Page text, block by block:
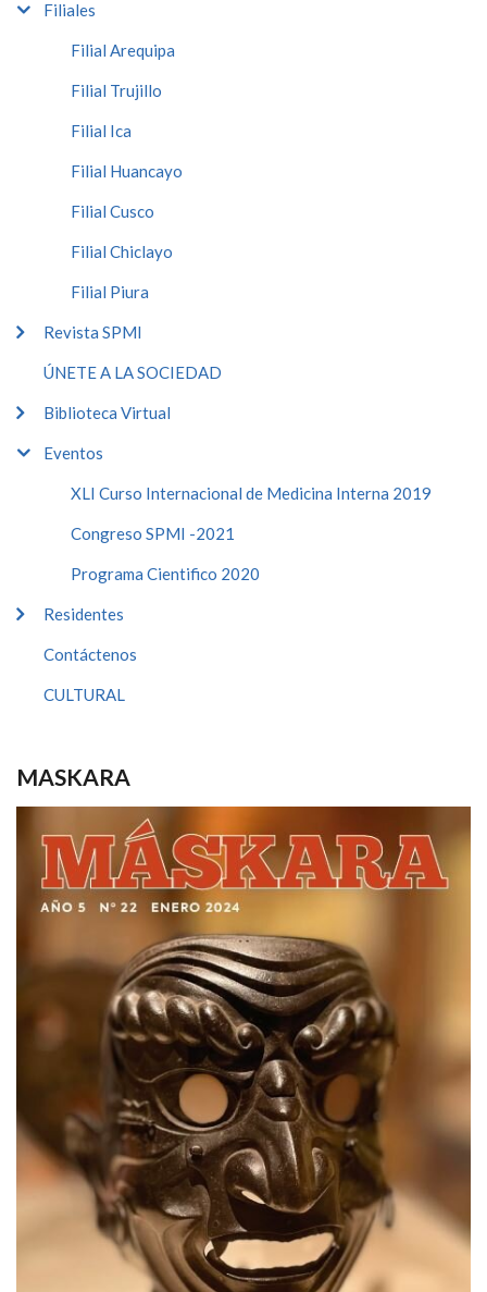
Filiales
Filial Arequipa
Filial Trujillo
Filial Ica
Filial Huancayo
Filial Cusco
Filial Chiclayo
Filial Piura
Revista SPMI
ÚNETE A LA SOCIEDAD
Biblioteca Virtual
Eventos
XLI Curso Internacional de Medicina Interna 2019
Congreso SPMI -2021
Programa Cientifico 2020
Residentes
Contáctenos
CULTURAL
MASKARA